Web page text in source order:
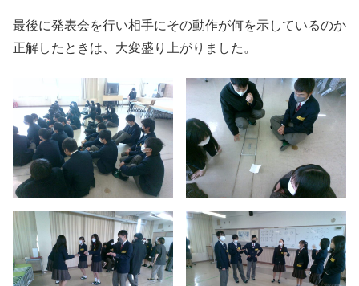
最後に発表会を行い相手にその動作が何を示しているのか
正解したときは、大変盛り上がりました。